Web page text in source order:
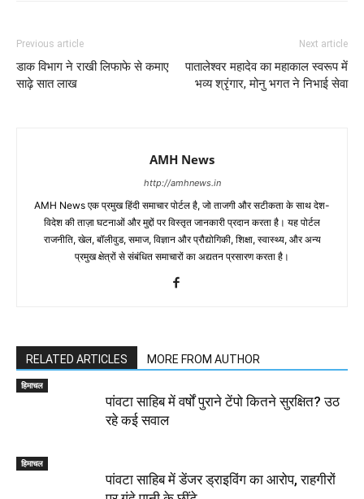
Previous article
डाक विभाग ने राखी लिफाफे से कमाए
साढ़े सात लाख
Next article
पातालेश्वर महादेव का महाकाल स्वरूप में
भव्य श्रृंगार, मोनु भगत ने निभाई सेवा
AMH News
http://amhnews.in
AMH News एक प्रमुख हिंदी समाचार पोर्टल है, जो ताजगी और सटीकता के साथ देश-
विदेश की ताज़ा घटनाओं और मुद्दों पर विस्तृत जानकारी प्रदान करता है। यह पोर्टल
राजनीति, खेल, बॉलीवुड, समाज, विज्ञान और प्रौद्योगिकी, शिक्षा, स्वास्थ्य, और अन्य
प्रमुख क्षेत्रों से संबंधित समाचारों का अद्यतन प्रसारण करता है।
RELATED ARTICLES MORE FROM AUTHOR
हिमाचल
पांवटा साहिब में वर्षों पुराने टेंपो कितने सुरक्षित? उठ
रहे कई सवाल
हिमाचल
पांवटा साहिब में डेंजर ड्राइविंग का आरोप, राहगीरों